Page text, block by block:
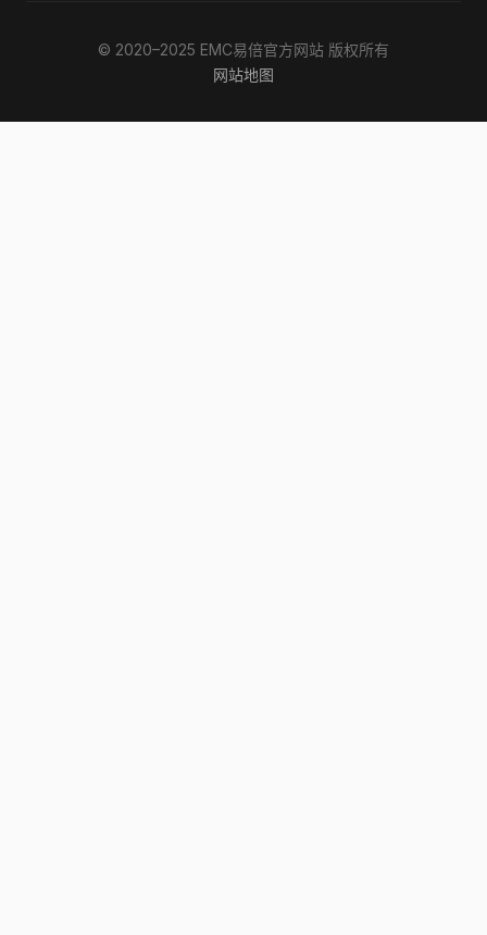
© 2020–2025 EMC易倍官方网站 版权所有
网站地图